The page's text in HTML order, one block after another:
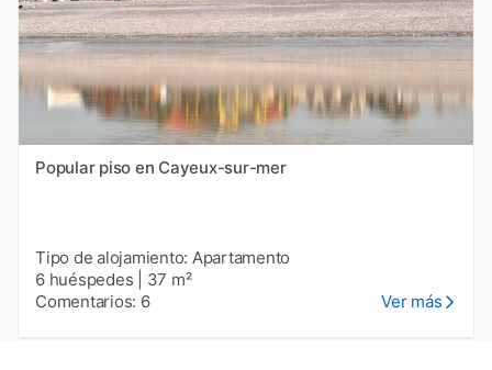
Popular piso en Cayeux-sur-mer
Tipo de alojamiento: Apartamento
6 huéspedes
37 m²
Comentarios: 6
Ver más